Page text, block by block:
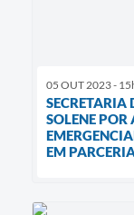
05 OUT 2023 -
SECRETARIA
SOLENE
EM